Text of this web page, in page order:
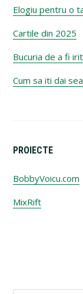
Elogiu pentru o
Cartile din 2025
Bucuria de a fi
Cum sa iti dai
PROIECTE
BobbyVoicu.com
MixRift